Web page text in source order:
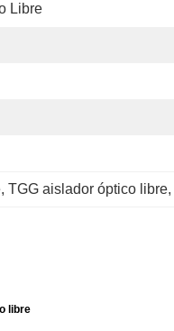
Libre
, TGG aislador óptico libre,
libre